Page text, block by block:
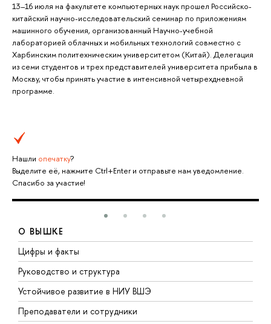
13–16 июля на факультете компьютерных наук прошел Российско-
китайский научно-исследовательский семинар по приложениям
машинного обучения, организованный Научно-учебной
лабораторией облачных и мобильных технологий совместно с
Харбинским политехническим университетом (Китай). Делегация
из семи студентов и трех представителей университета прибыла в
Москву, чтобы принять участие в интенсивной четырехдневной
программе.
Нашли опечатку?
Выделите её, нажмите Ctrl+Enter и отправьте нам уведомление.
Спасибо за участие!
О ВЫШКЕ
Цифры и факты
Руководство и структура
Устойчивое развитие в НИУ ВШЭ
Преподаватели и сотрудники